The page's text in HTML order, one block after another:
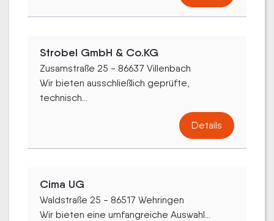
Strobel GmbH & Co.KG
Zusamstraße 25 - 86637 Villenbach
Wir bieten ausschließlich geprüfte,
technisch...
Details
Cima UG
Waldstraße 25 - 86517 Wehringen
Wir bieten eine umfangreiche Auswahl...